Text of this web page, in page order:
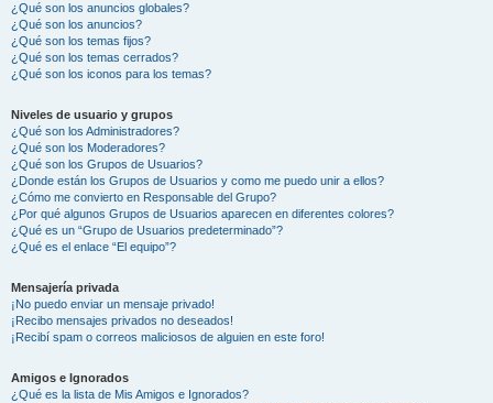
¿Qué son los anuncios globales?
¿Qué son los anuncios?
¿Qué son los temas fijos?
¿Qué son los temas cerrados?
¿Qué son los iconos para los temas?
Niveles de usuario y grupos
¿Qué son los Administradores?
¿Qué son los Moderadores?
¿Qué son los Grupos de Usuarios?
¿Donde están los Grupos de Usuarios y como me puedo unir a ellos?
¿Cómo me convierto en Responsable del Grupo?
¿Por qué algunos Grupos de Usuarios aparecen en diferentes colores?
¿Qué es un “Grupo de Usuarios predeterminado”?
¿Qué es el enlace “El equipo”?
Mensajería privada
¡No puedo enviar un mensaje privado!
¡Recibo mensajes privados no deseados!
¡Recibí spam o correos maliciosos de alguien en este foro!
Amigos e Ignorados
¿Qué es la lista de Mis Amigos e Ignorados?